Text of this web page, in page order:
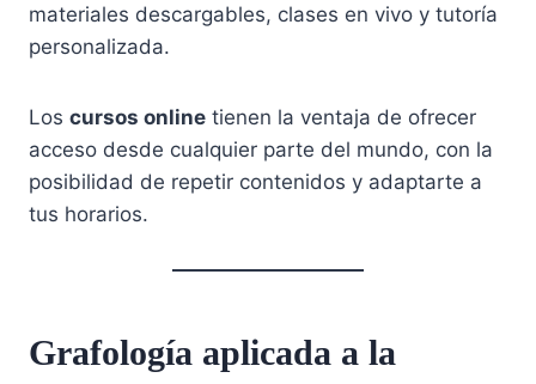
materiales descargables, clases en vivo y tutoría
personalizada.
Los cursos online tienen la ventaja de ofrecer
acceso desde cualquier parte del mundo, con la
posibilidad de repetir contenidos y adaptarte a
tus horarios.
Grafología aplicada a la